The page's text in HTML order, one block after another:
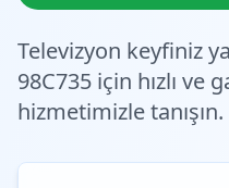
Televizyon keyfiniz
98C735 için hızlı ve
hizmetimizle tanışın.